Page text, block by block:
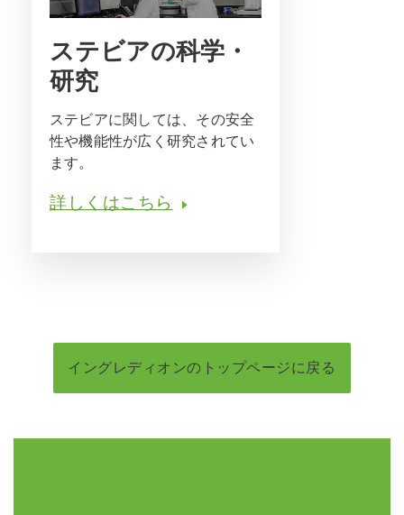
ステビアの科学・
研究
ステビアに関しては、その安全
性や機能性が広く研究されてい
ます。
詳しくはこちら
イングレディオンのトップページに戻る